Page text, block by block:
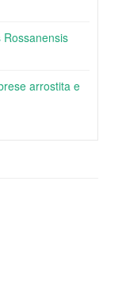
arrostita e